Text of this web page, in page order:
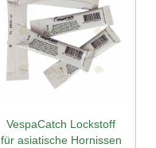
VespaCatch Lockstoff
für asiatische Hornissen